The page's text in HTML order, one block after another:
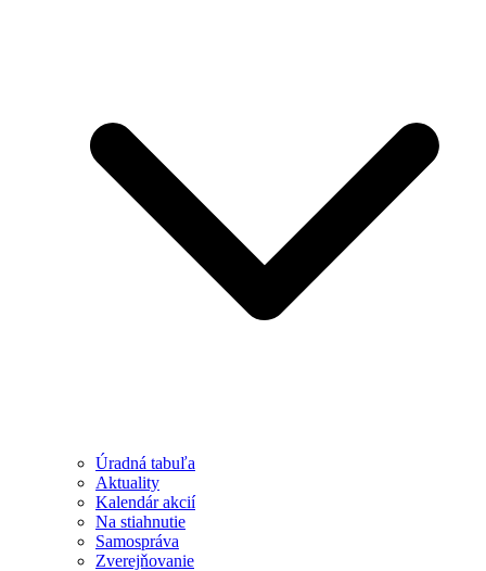
Úradná tabuľa
Aktuality
Kalendár akcií
Na stiahnutie
Samospráva
Zverejňovanie